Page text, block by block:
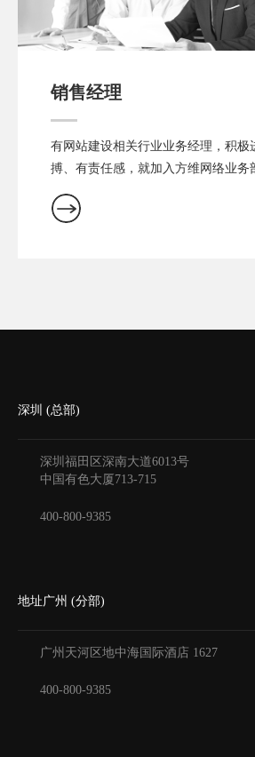
销售经理
有网站建设相关行业业务经理，积极
搏、有责任感，就加入方维网络业务
深圳 (总部)
深圳福田区深南大道6013号
中国有色大厦713-715
400-800-9385
地址广州 (分部)
广州天河区地中海国际酒店 1627
400-800-9385